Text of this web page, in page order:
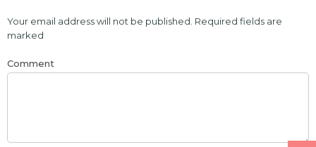
Your email address will not be published. Required fields are
marked
Comment